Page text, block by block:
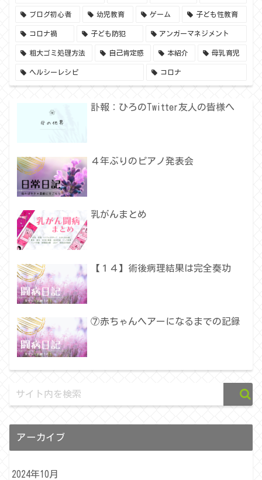
ブログ初心者 幼児教育 ゲーム 子ども性教育
コロナ禍 子ども防犯 アンガーマネジメント
粗大ゴミ処理方法 自己肯定感 本紹介 母乳育児
ヘルシーレシピ コロナ
訃報：ひろのTwitter友人の皆様へ
４年ぶりのピアノ発表会
乳がんまとめ
【１４】術後病理結果は完全奏功
⑦赤ちゃんヘアーになるまでの記録
アーカイブ
2024年10月